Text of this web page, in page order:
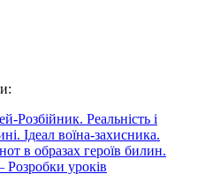
Розбійник. Реальність і
Ідеал воїна-захисника.
в образах героїв билин.
уроків